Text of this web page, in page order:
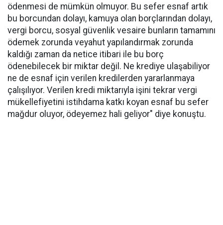
ödenmesi de mümkün olmuyor. Bu sefer esnaf artık
bu borcundan dolayı, kamuya olan borçlarından dolayı,
vergi borcu, sosyal güvenlik vesaire bunların tamamını
ödemek zorunda veyahut yapılandırmak zorunda
kaldığı zaman da netice itibari ile bu borç
ödenebilecek bir miktar değil. Ne krediye ulaşabiliyor
ne de esnaf için verilen kredilerden yararlanmaya
çalışılıyor. Verilen kredi miktarıyla işini tekrar vergi
mükellefiyetini istihdama katkı koyan esnaf bu sefer
mağdur oluyor, ödeyemez hali geliyor" diye konuştu.